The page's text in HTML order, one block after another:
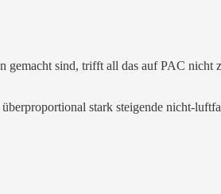
gemacht sind, trifft all das auf PAC nicht
stark steigende nicht-